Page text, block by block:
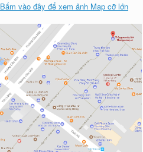
Bấm vào đây để xem ảnh Map cỡ lớn